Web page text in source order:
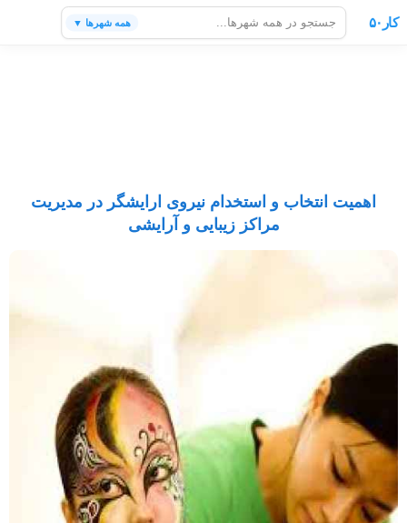
کار۵۰ همه شهرها ▼
اهمیت انتخاب و استخدام نیروی ارایشگر در مدیریت
مراکز زیبایی و آرایشی